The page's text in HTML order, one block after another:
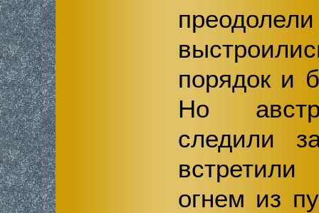
порядок и
Но
следили
огнем из